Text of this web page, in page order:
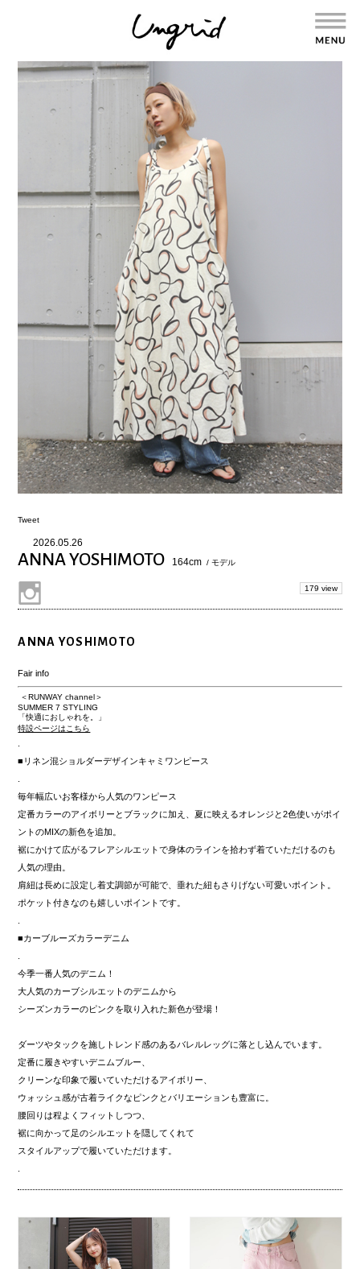
Tweet
2026.05.26
ANNA YOSHIMOTO 164cm / モデル
179 view
ANNA YOSHIMOTO
Fair info
＜RUNWAY channel＞
SUMMER 7 STYLING
「快適におしゃれを。」
特設ページはこちら
■リネン混ショルダーデザインキャミワンピース
毎年幅広いお客様から人気のワンピース
定番カラーのアイボリーとブラックに加え、夏に映えるオレンジと2色使いがポイ
ントのMIXの新色を追加。
裾にかけて広がるフレアシルエットで身体のラインを拾わず着ていただけるのも
人気の理由。
肩紐は長めに設定し着丈調節が可能で、垂れた紐もさりげない可愛いポイント。
ポケット付きなのも嬉しいポイントです。
■カーブルーズカラーデニム
今季一番人気のデニム！
大人気のカーブシルエットのデニムから
シーズンカラーのピンクを取り入れた新色が登場！
ダーツやタックを施しトレンド感のあるバレルレッグに落とし込んでいます。
定番に履きやすいデニムブルー、
クリーンな印象で履いていただけるアイボリー、
ウォッシュ感が古着ライクなピンクとバリエーションも豊富に。
腰回りは程よくフィットしつつ、
裾に向かって足のシルエットを隠してくれて
スタイルアップで履いていただけます。